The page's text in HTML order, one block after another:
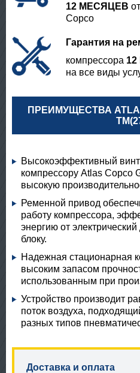
12 МЕСЯЦЕВ
Copco
Гарантия на
компрессора
на все виды
ПРЕИМУЩЕСТВА
Высокоэффективный
компрессору Atlas Copco
высокую
Ременной привод
работу компрессора,
энергию от
блоку.
Надежная стационарная
высоким запасом
использованным при
Устройство производит
поток воздуха,
разных типов
Доставка и оплата